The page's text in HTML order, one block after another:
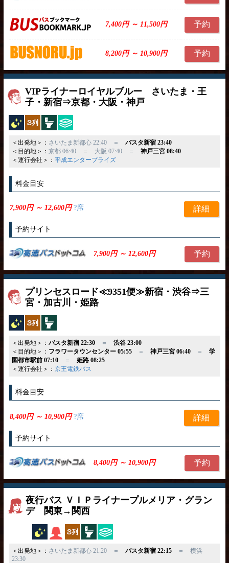
7,400円 ～ 11,500円 予約
8,200円 ～ 10,900円 予約
VIPライナーロイヤルブルー さいたま・王
子・新宿⇒京都・大阪・神戸
夜行バス独立3列トイレ付
＜出発地＞： さいたま新都心 22:40 ＝ バスタ新宿 23:40
＜目的地＞： 京都 06:40 ＝ 大阪 07:40 ＝ 神戸三宮 08:40
＜運行会社＞： 平成エンタープライズ
料金目安
7,900円 ～ 12,600円?席 詳細
予約サイト
7,900円 ～ 12,600円 予約
プリンセスロード≪9351便≫新宿・渋谷⇒三
宮・加古川・姫路
夜行バス独立3列
＜出発地＞： バスタ新宿 22:30＝ 渋谷 23:00
＜目的地＞： フラワータウンセンター 05:55＝ 神戸三宮 06:40＝ 学
園都市駅前 07:10＝ 姫路 08:25
＜運行会社＞： 京王電鉄バス
料金目安
8,400円 ～ 10,900円?席 詳細
予約サイト
8,400円 ～ 10,900円 予約
夜行バス ＶＩＰライナープルメリア・グラン
デ 関東→関西
夜行バス女性専用独立3列トイレ付
＜出発地＞： さいたま新都心 21:20 ＝ バスタ新宿 22:15＝ 横浜
23:30